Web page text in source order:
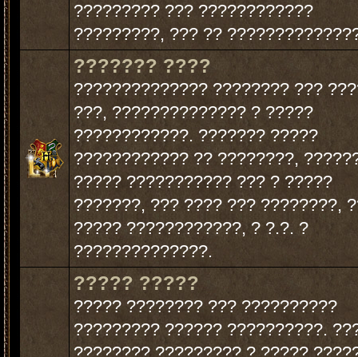
????????? ??? ????????????
?????????, ??? ??
??????? ????
?????????????? ???????? ???
???, ?????????????? ? ?????
????????????. ??????? ?????
???????????? ?? ????????,
????? ??????????? ??? ? ?????
???????, ??? ???? ??? ????????,
????? ????????????, ? ?.?. ?
??????????????.
????? ?????
????? ???????? ??? ??????????
????????? ?????? ??????????.
???????? ????????? ? ?????